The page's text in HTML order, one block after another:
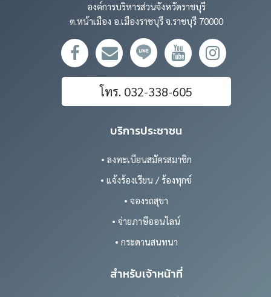
องค์การบริหารส่วนจังหวัดราชบุรี
ต.หน้าเมือง อ.เมืองราชบุรี จ.ราชบุรี 70000
โทร. 032-338-605
บริการประชาชน
• ลงทะเบียนสมัครสมาชิก
• แจ้งร้องเรียน / ร้องทุกข์
• จองรถสุขา
• จ่ายภาษีออนไลน์
• กระดานสนทนา
สำหรับเจ้าหน้าที่